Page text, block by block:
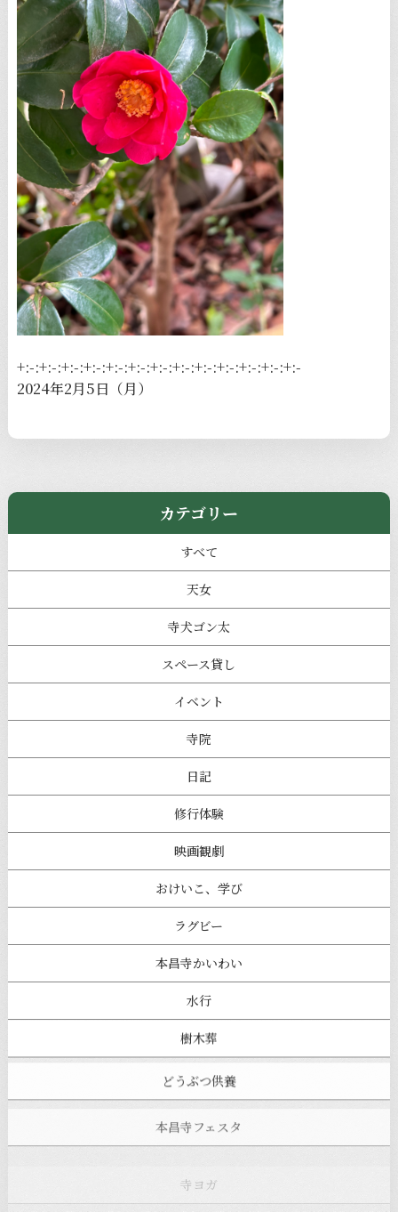
+:-:+:-:+:-:+:-:+:-:+:-:+:-:+:-:+:-:+:-:+:-:+:-:+:-
2024年2月5日（月）
カテゴリー
すべて
天女
寺犬ゴン太
スペース貸し
イベント
寺院
日記
修行体験
映画観劇
おけいこ、学び
ラグビー
本昌寺かいわい
水行
樹木葬
どうぶつ供養
寺ヨガ
お知らせ